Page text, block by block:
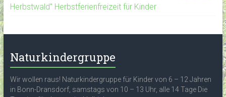
Herbstwald" Herbstferienfreizeit für Kinder
Naturkindergruppe
Wir wollen raus! Naturkindergruppe für Kinder von 6 – 12 Jahren
in Bonn-Dransdorf, samstags von 10 – 13 Uhr, alle 14 Tage Die